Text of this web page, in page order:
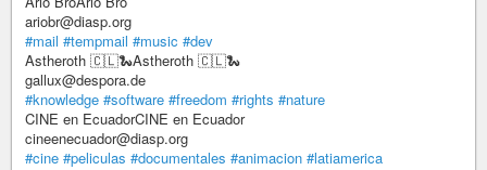
ariobr@diasp.org
#mail #tempmail #music #dev
Astheroth 🇨🇱🐍Astheroth 🇨🇱🐍
gallux@despora.de
#knowledge #software #freedom #rights #nature
CINE en EcuadorCINE en Ecuador
cineenecuador@diasp.org
#cine #peliculas #documentales #animacion #latiamerica